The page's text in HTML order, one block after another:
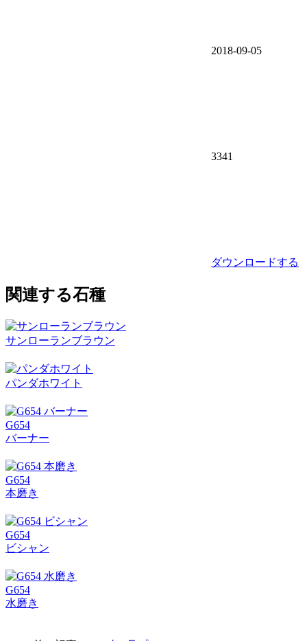
2018-09-05
3341
ダウンロードする
関連する石種
サンローランブラウン
パンダホワイト
G654
バーナー
G654
本磨き
G654
ビシャン
G654
水磨き